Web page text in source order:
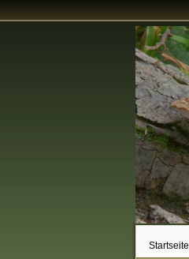
Startseite